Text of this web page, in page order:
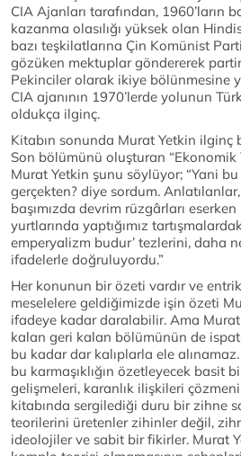
CIA Ajanları tarafından, 1960’ların
kazanma olasılığı yüksek olan
bazı teşkilatlarına Çin Komünist
gözüken mektuplar göndererek
Pekinciler olarak ikiye bölünmesine
CIA ajanının 1970’lerde yolunun
oldukça ilginç.
Kitabın sonunda Murat Yetkin
Son bölümünü oluşturan “Ekonomik
Murat Yetkin şunu söylüyor; “Yani
gerçekten? diye sordum.
başımızda devrim rüzgârları
yurtlarında yaptığımız
emperyalizm budur’ tezlerini, daha
ifadelerle doğruluyordu.”
Her konunun bir özeti vardır ve
meselelere geldiğimizde işin özeti
ifadeye kadar daralabilir. Ama Murat
kalan geri kalan bölümünün de
bu kadar dar kalıplarla ele
bu karmaşıklığın özetleyecek basit
gelişmeleri, karanlık ilişkileri
kitabında sergilediği duru bir zihne
teorilerini üretenler zihinler değil,
ideolojiler ve sabit bir fikirler. Murat